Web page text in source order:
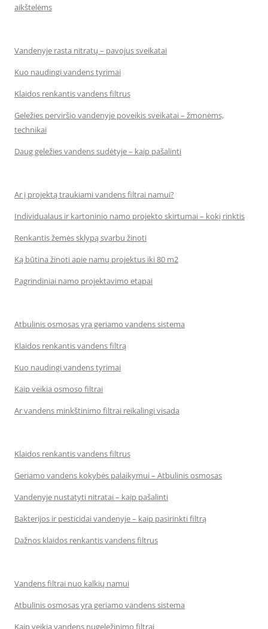
aikštelėms
Vandenyje rasta nitratų – pavojus sveikatai
Kuo naudingi vandens tyrimai
Klaidos renkantis vandens filtrus
Geležies perviršio vandenyje poveikis sveikatai – žmonėms,
technikai
Daug geležies vandens sudėtyje – kaip pašalinti
Ar į projektą traukiami vandens filtrai namui?
Individualaus ir kartoninio namo projekto skirtumai – kokį rinktis
Renkantis žemės sklypą svarbu žinoti
Ką būtina žinoti apie namų projektus iki 80 m2
Pagrindiniai namo projektavimo etapai
Atbulinis osmosas yra geriamo vandens sistema
Klaidos renkantis vandens filtrą
Kuo naudingi vandens tyrimai
Kaip veikia osmoso filtrai
Ar vandens minkštinimo filtrai reikalingi visada
Klaidos renkantis vandens filtrus
Geriamo vandens kokybės palaikymui – Atbulinis osmosas
Vandenyje nustatyti nitratai – kaip pašalinti
Bakterijos ir pesticidai vandenyje – kaip pasirinkti filtrą
Dažnos klaidos renkantis vandens filtrus
Vandens filtrai nuo kalkių namui
Atbulinis osmosas yra geriamo vandens sistema
Kaip veikia vandens nugeležinimo filtrai